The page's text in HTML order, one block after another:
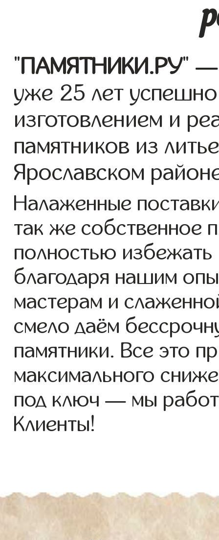
"ПАМЯТНИКИ.РУ" —
уже 25 лет
изготовлением и
памятников из
Ярославском
Налаженные
так же собственное
полностью
благодаря нашим
мастерам и
смело даём
памятники. Все это
максимального
под ключ — мы
Клиенты!